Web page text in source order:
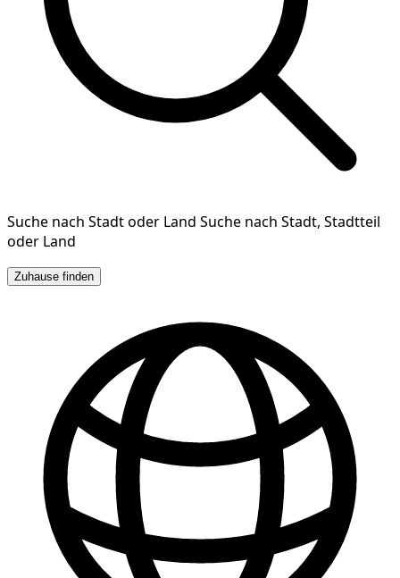
Suche nach Stadt oder Land Suche nach Stadt, Stadtteil
oder Land
Zuhause finden